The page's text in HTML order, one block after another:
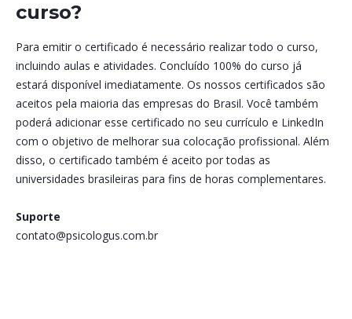
curso?
Para emitir o certificado é necessário realizar todo o curso,
incluindo aulas e atividades. Concluído 100% do curso já
estará disponível imediatamente. Os nossos certificados são
aceitos pela maioria das empresas do Brasil. Você também
poderá adicionar esse certificado no seu currículo e LinkedIn
com o objetivo de melhorar sua colocação profissional. Além
disso, o certificado também é aceito por todas as
universidades brasileiras para fins de horas complementares.
Suporte
contato@psicologus.com.br